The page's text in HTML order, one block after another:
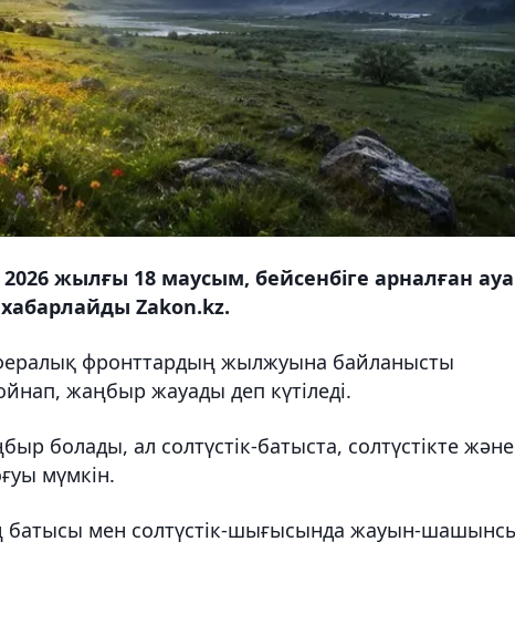
жылғы 18 маусым, бейсенбіге арналған ауа
Zakon.kz.
фронттардың жылжуына байланысты
жаңбыр жауады деп күтіледі.
болады, ал солтүстік-батыста, солтүстікте және
мүмкін.
батысы мен солтүстік-шығысында жауын-